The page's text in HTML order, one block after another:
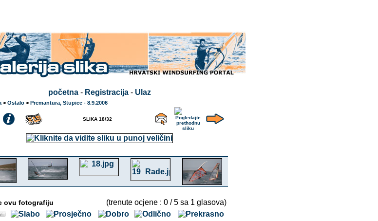
početna- Registracija- Ulaz
> Ostalo > Premantura, Stupice - 8.9.2006
SLIKA 18/32
ovu fotografiju (trenute ocjene : 0 / 5 sa 1 glasova)